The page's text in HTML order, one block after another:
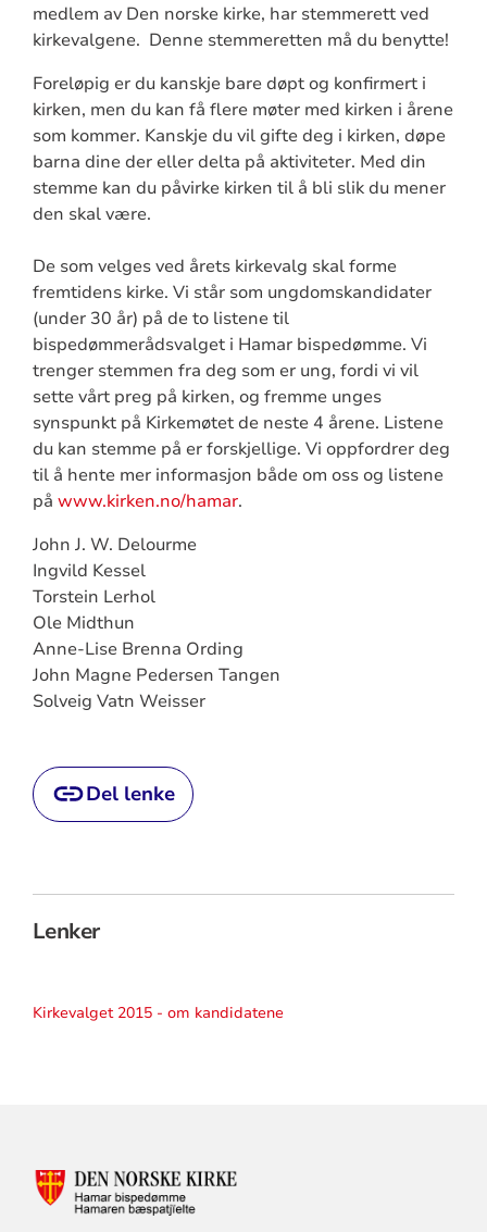
medlem av Den norske kirke, har stemmerett ved
kirkevalgene. Denne stemmeretten må du benytte!
Foreløpig er du kanskje bare døpt og konfirmert i
kirken, men du kan få flere møter med kirken i årene
som kommer. Kanskje du vil gifte deg i kirken, døpe
barna dine der eller delta på aktiviteter. Med din
stemme kan du påvirke kirken til å bli slik du mener
den skal være.
De som velges ved årets kirkevalg skal forme
fremtidens kirke. Vi står som ungdomskandidater
(under 30 år) på de to listene til
bispedømmerådsvalget i Hamar bispedømme. Vi
trenger stemmen fra deg som er ung, fordi vi vil
sette vårt preg på kirken, og fremme unges
synspunkt på Kirkemøtet de neste 4 årene. Listene
du kan stemme på er forskjellige. Vi oppfordrer deg
til å hente mer informasjon både om oss og listene
på www.kirken.no/hamar.
John J. W. Delourme
Ingvild Kessel
Torstein Lerhol
Ole Midthun
Anne-Lise Brenna Ording
John Magne Pedersen Tangen
Solveig Vatn Weisser
Del lenke
Lenker
Kirkevalget 2015 - om kandidatene